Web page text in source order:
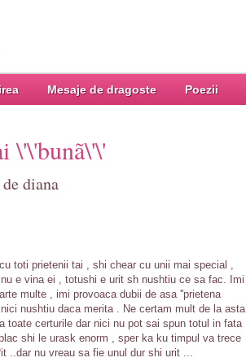
Mesaje de dragoste Poezii
\'\'bunã\'\'
diana
toti prietenii tai , shi chear cu unii mai special ,
e vina ei , totushi e urit sh nushtiu ce sa fac. Imi
multe , imi provoaca dubii de asa ''prietena
nushtiu daca merita . Ne certam mult de la asta
toate certurile dar nici nu pot sai spun totul in fata
shi le urask enorm , sper ka ku timpul va trece
..dar nu vreau sa fie unul dur shi urit ...